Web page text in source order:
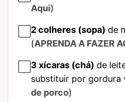
Aqui)
2colheres (sopa) de
(APRENDA A FAZER
3 xícaras (chá) de
substituir por gordura
de porco)